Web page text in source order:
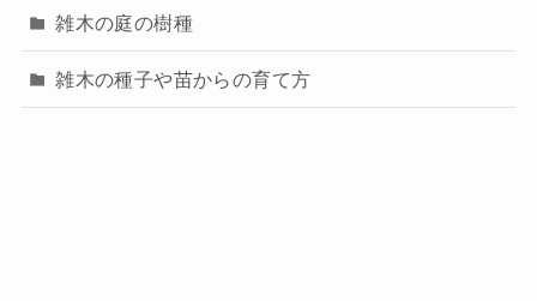
雑木の庭の樹種
雑木の種子や苗からの育て方